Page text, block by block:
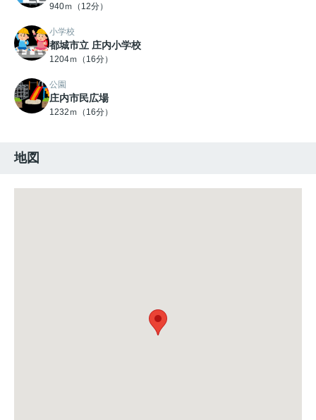
940ｍ（12分）
小学校
都城市立 庄内小学校
1204ｍ（16分）
公園
庄内市民広場
1232ｍ（16分）
地図